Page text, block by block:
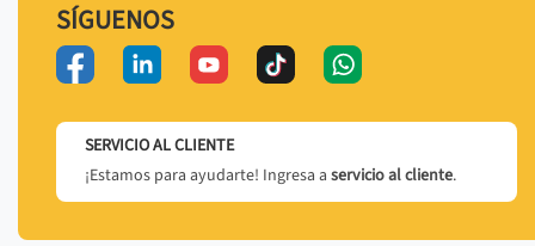
SÍGUENOS
SERVICIO AL CLIENTE
¡Estamos para ayudarte! Ingresa a servicio al cliente.